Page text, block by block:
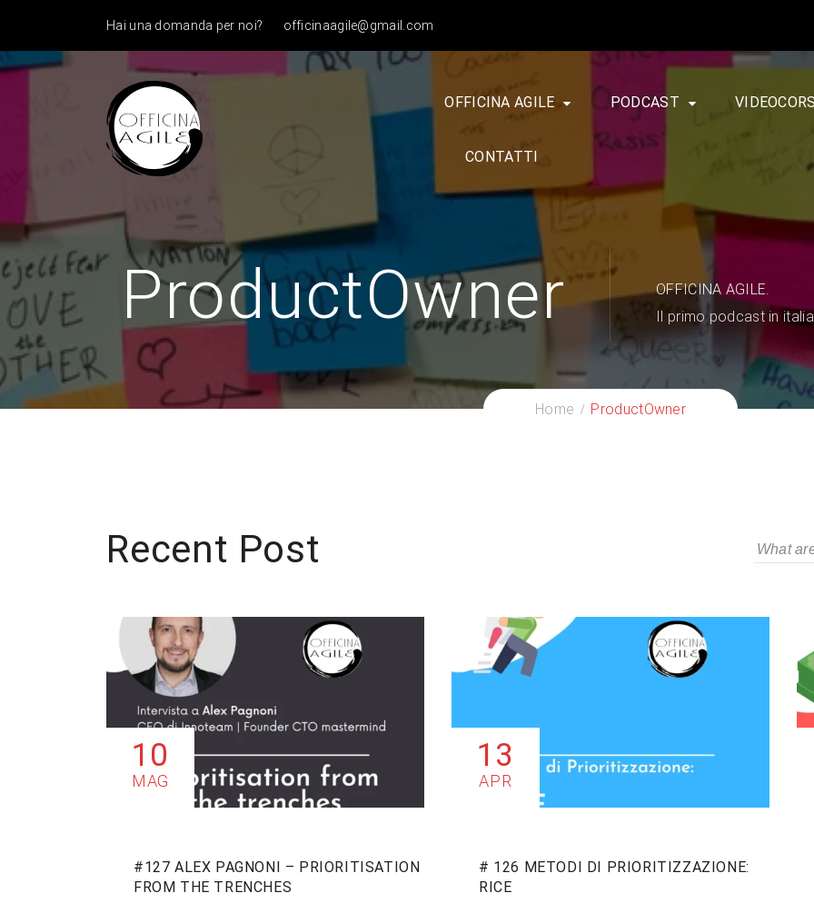
Hai una domanda per noi? officinaagile@gmail.com
OFFICINA AGILE PODCAST
CONTATTI
ProductOwner
OFFICINA AGILE.
Il primo podcast in
Home ProductOwner
Recent Post
10
MAG
#127 ALEX PAGNONI – PRIORITISATION
FROM THE TRENCHES
13
APR
# 126 METODI DI PRIORITIZZAZIONE:
RICE